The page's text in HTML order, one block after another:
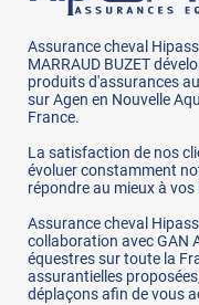
Assurance cheval
MARRAUD BUZET
produits d'assurances
sur Agen en Nouvelle
France.
La satisfaction de nos
évoluer constamment
répondre au mieux à
Assurance cheval
collaboration avec GAN
équestres sur toute la
assurantielles
déplaçons afin de vous